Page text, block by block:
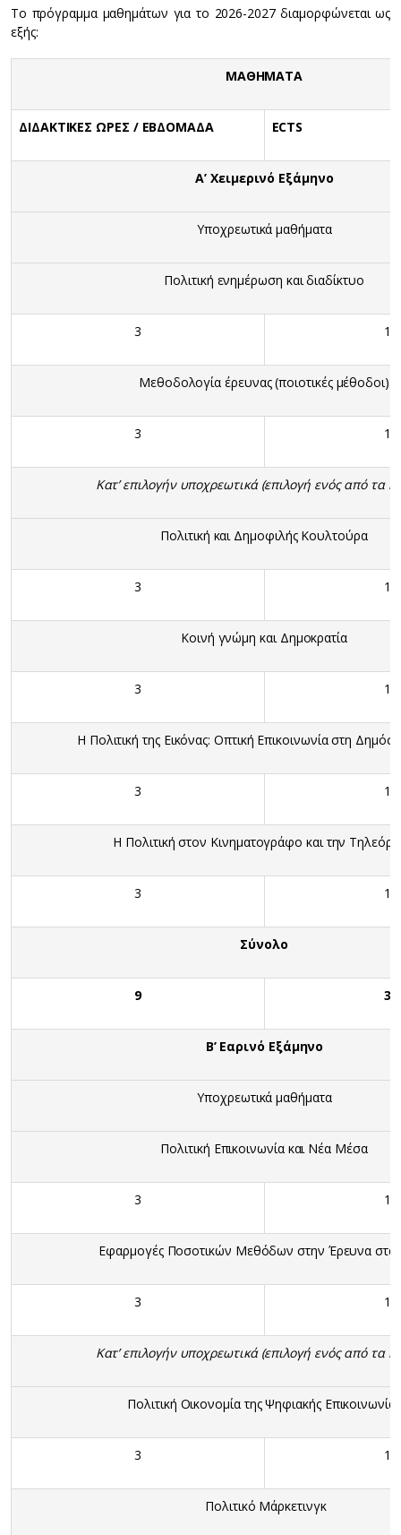
To πρόγραμμα μαθημάτων για το 2026-2027 διαμορφώνεται ως
εξής:
ΜΑΘΗΜΑΤΑ
ΔΙΔΑΚΤΙΚΕΣ ΩΡΕΣ / ΕΒΔΟΜΑΔΑ ECTS
Α’ Χειμερινό Εξάμηνο
Υποχρεωτικά μαθήματα
Πολιτική ενημέρωση και διαδίκτυο
3 10
Μεθοδολογία έρευνας (ποιοτικές μέθοδοι)
3 10
Κατ’ επιλογήν υποχρεωτικά (επιλογή ενός από τα
Πολιτική και Δημοφιλής Κουλτούρα
3 10
Κοινή γνώμη και Δημοκρατία
3 10
Η Πολιτική της Εικόνας: Οπτική Επικοινωνία στη
3 10
Η Πολιτική στον Κινηματογράφο και την
3 10
Σύνολο
9 30
Β’ Εαρινό Εξάμηνο
Υποχρεωτικά μαθήματα
Πολιτική Επικοινωνία και Νέα Μέσα
3 10
Εφαρμογές Ποσοτικών Μεθόδων στην Έρευνα
3 10
Κατ’ επιλογήν υποχρεωτικά (επιλογή ενός από τα
Πολιτική Οικονομία της Ψηφιακής Επικοινωνίας
3 10
Πολιτικό Μάρκετινγκ